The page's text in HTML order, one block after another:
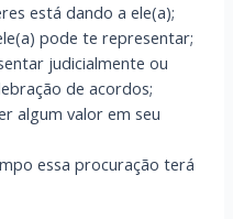
está dando a ele(a);
pode te representar;
judicialmente ou
de acordos;
algum valor em seu
essa procuração terá